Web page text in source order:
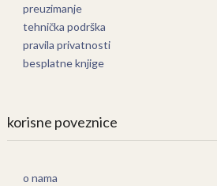
preuzimanje
tehnička podrška
pravila privatnosti
besplatne knjige
korisne poveznice
o nama